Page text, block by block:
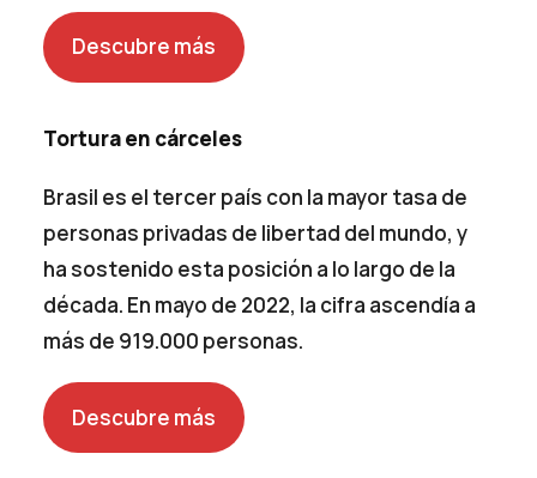
Descubre más
Tortura en cárceles
Brasil es el tercer país con la mayor tasa de
personas privadas de libertad del mundo, y
ha sostenido esta posición a lo largo de la
década. En mayo de 2022, la cifra ascendía a
más de 919.000 personas.
Descubre más